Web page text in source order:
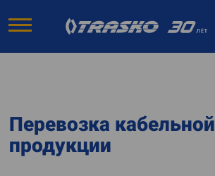
Перевозка кабельной
продукции